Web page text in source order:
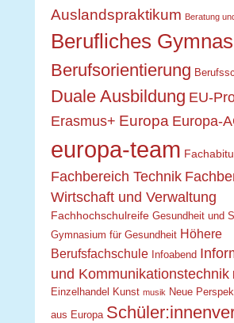
Auslandspraktikum Beratung
Berufliches
Berufsorientierung
Duale Ausbildung EU-
Erasmus+ Europa Europa-
europa-team
Fachbereich Technik
Wirtschaft und Verwaltung
Fachhochschulreife Gesundheit und
Gymnasium für Gesundheit Höhere
Berufsfachschule Infoabend
und Kommunikationstechnik
Einzelhandel
Kunst musik Neue
aus Europa